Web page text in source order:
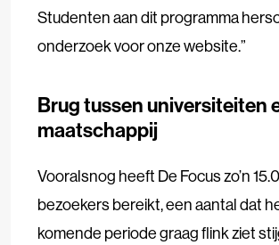
Studenten aan dit programma
onderzoek voor onze website.”
Brug tussen universiteiten
maatschappij
Vooralsnog heeft De Focus zo’n
bezoekers bereikt, een aantal dat
komende periode graag flink ziet